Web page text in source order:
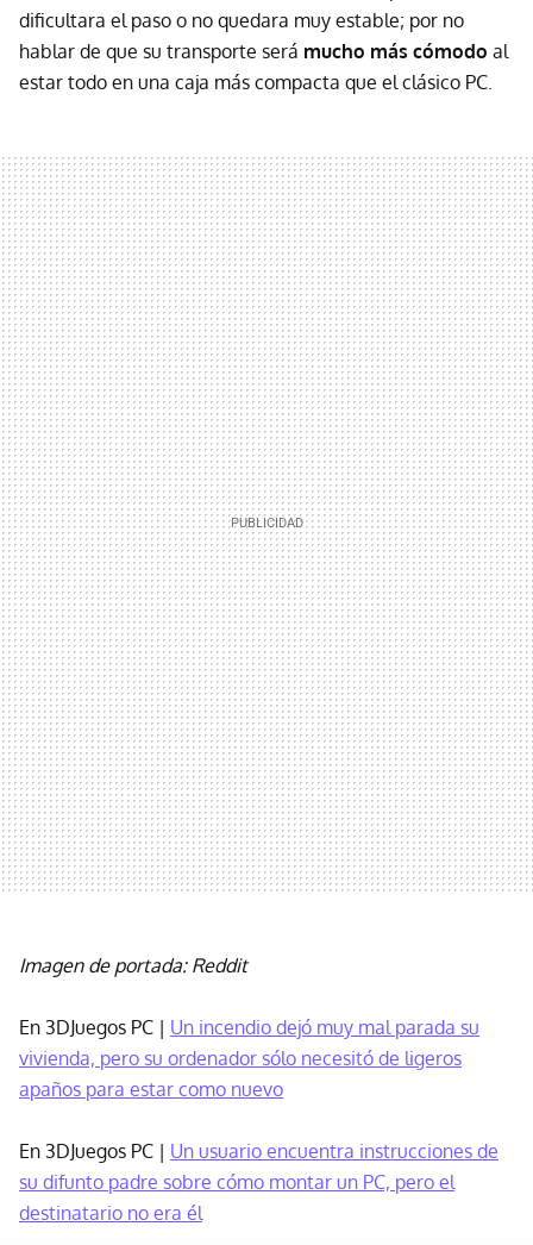
dificultara el paso o no quedara muy estable; por no
hablar de que su transporte será mucho más cómodo al
estar todo en una caja más compacta que el clásico PC.
Imagen de portada: Reddit
En 3DJuegos PC | Un incendio dejó muy mal parada su
vivienda, pero su ordenador sólo necesitó de ligeros
apaños para estar como nuevo
En 3DJuegos PC | Un usuario encuentra instrucciones de
su difunto padre sobre cómo montar un PC, pero el
destinatario no era él